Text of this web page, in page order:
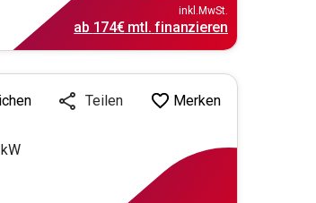
inkl.MwSt.
ab 174€mtl. finanzieren
Teilen Merken
kW